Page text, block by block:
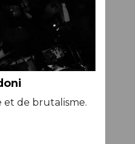
et de brutalisme.